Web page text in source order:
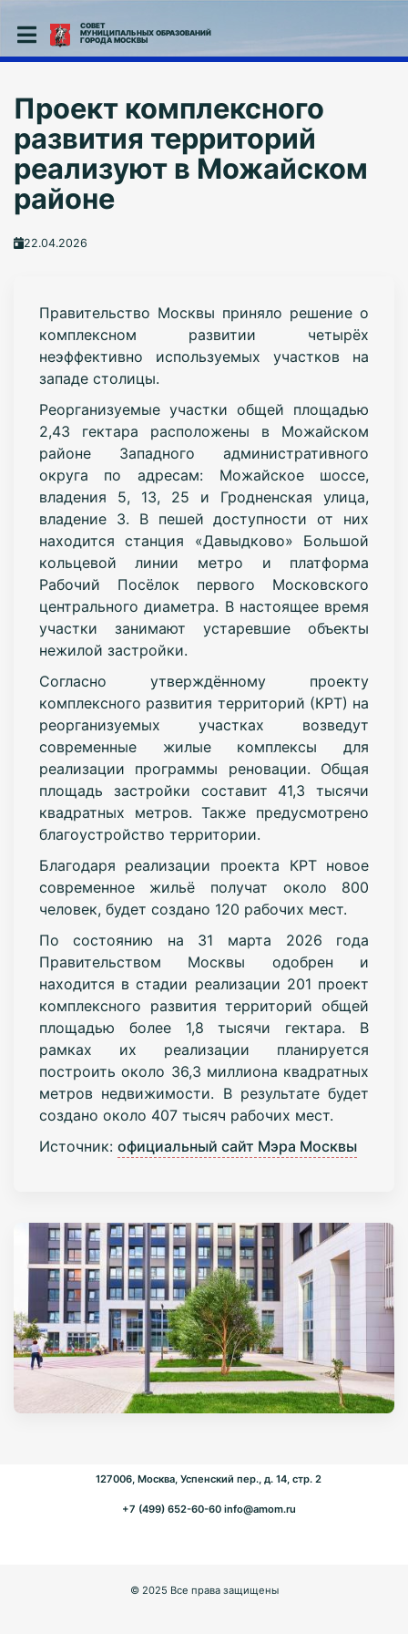
СОВЕТ
МУНИЦИПАЛЬНЫХ ОБРАЗОВАНИЙ
ГОРОДА МОСКВЫ
Проект комплексного
развития территорий
реализуют в Можайском
районе
22.04.2026
Правительство Москвы приняло решение о
комплексном развитии четырёх
неэффективно используемых участков на
западе столицы.
Реорганизуемые участки общей площадью
2,43 гектара расположены в Можайском
районе Западного административного
округа по адресам: Можайское шоссе,
владения 5, 13, 25 и Гродненская улица,
владение 3. В пешей доступности от них
находится станция «Давыдково» Большой
кольцевой линии метро и платформа
Рабочий Посёлок первого Московского
центрального диаметра. В настоящее время
участки занимают устаревшие объекты
нежилой застройки.
Согласно утверждённому проекту
комплексного развития территорий (КРТ) на
реорганизуемых участках возведут
современные жилые комплексы для
реализации программы реновации. Общая
площадь застройки составит 41,3 тысячи
квадратных метров. Также предусмотрено
благоустройство территории.
Благодаря реализации проекта КРТ новое
современное жильё получат около 800
человек, будет создано 120 рабочих мест.
По состоянию на 31 марта 2026 года
Правительством Москвы одобрен и
находится в стадии реализации 201 проект
комплексного развития территорий общей
площадью более 1,8 тысячи гектара. В
рамках их реализации планируется
построить около 36,3 миллиона квадратных
метров недвижимости. В результате будет
создано около 407 тысяч рабочих мест.
Источник: официальный сайт Мэра Москвы
127006, Москва, Успенский пер., д. 14, стр. 2
+7 (499) 652-60-60 info@amom.ru
© 2025 Все права защищены